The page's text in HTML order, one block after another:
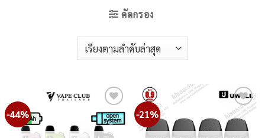
คัดกรอง
-44%
Add
to
wishlist
-21%
Add
to
wishlist